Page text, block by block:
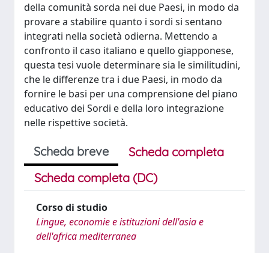
della comunità sorda nei due Paesi, in modo da
provare a stabilire quanto i sordi si sentano
integrati nella società odierna. Mettendo a
confronto il caso italiano e quello giapponese,
questa tesi vuole determinare sia le similitudini,
che le differenze tra i due Paesi, in modo da
fornire le basi per una comprensione del piano
educativo dei Sordi e della loro integrazione
nelle rispettive società.
Scheda breve
Scheda completa
Scheda completa (DC)
Corso di studio
Lingue, economie e istituzioni dell'asia e
dell'africa mediterranea